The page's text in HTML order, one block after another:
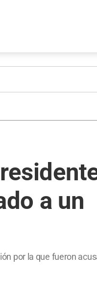
a un
por la que fueron